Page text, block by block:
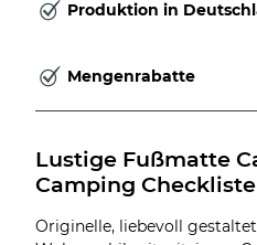
Produktion in
Mengenrabatte
Lustige Fußmatte
Camping Checkliste
Originelle, liebevoll